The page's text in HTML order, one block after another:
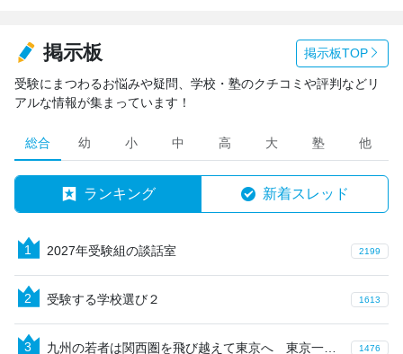
掲示板 掲示板TOP
受験にまつわるお悩みや疑問、学校・塾のクチコミや評判などリ
アルな情報が集まっています！
総合 幼 小 中 高 大 塾 他
ランキング 新着スレッド
2027年受験組の談話室 2199
受験する学校選び２ 1613
1476